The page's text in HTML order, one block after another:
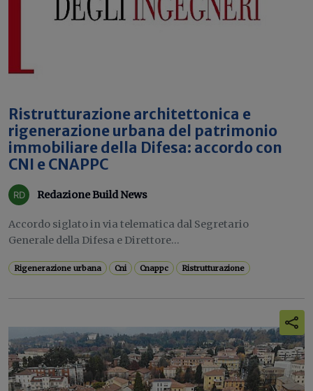
Ristrutturazione architettonica e
rigenerazione urbana del patrimonio
immobiliare della Difesa: accordo con
CNI e CNAPPC
Redazione Build News
Accordo siglato in via telematica dal Segretario
Generale della Difesa e Direttore...
Rigenerazione urbana Cni Cnappc Ristrutturazione